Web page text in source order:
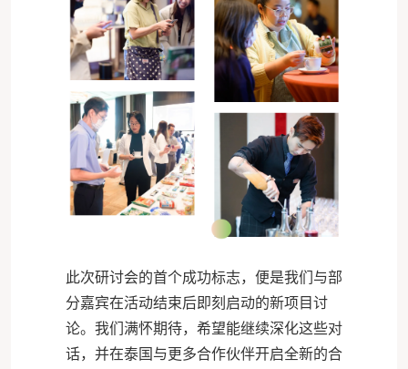
此次研讨会的首个成功标志，便是我们与部
分嘉宾在活动结束后即刻启动的新项目讨
论。我们满怀期待，希望能继续深化这些对
话，并在泰国与更多合作伙伴开启全新的合